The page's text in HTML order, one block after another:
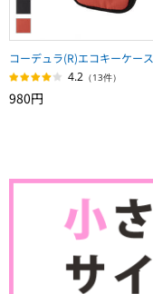
コーデュラ(R)エコキーケース
4.2 （13件）
980円